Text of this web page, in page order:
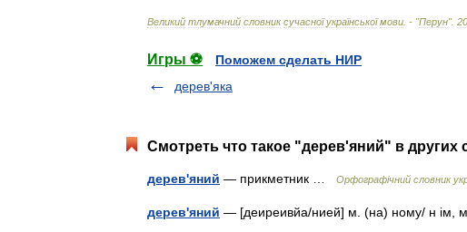
Великий тлумачний словник сучасної української мови . - "Перун".
Игры ⚽
Поможем сделать НИР
дерев'яка
Смотреть что такое "дерев'яний" в других
дерев'яний — прикметник … Орфографічний словник
дерев'яний — [деиреивйа/нией] м. (на) ному/ н ім,